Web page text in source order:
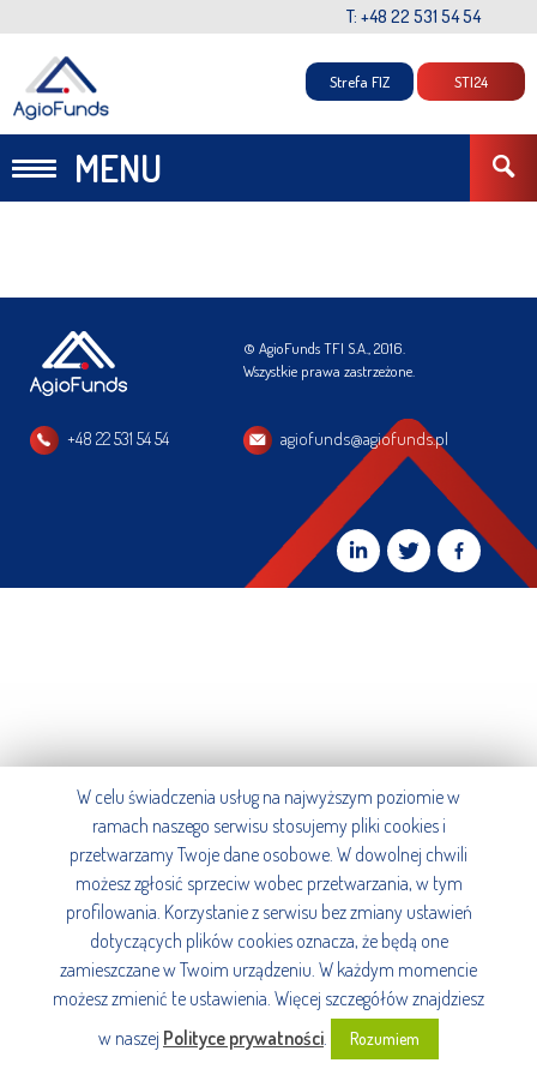
T: +48 22 531 54 54
MENU
Strefa FIZ STI24
© AgioFunds TFI S.A., 2016.
Wszystkie prawa zastrzeżone.
+48 22 531 54 54 agiofunds@agiofunds.pl
W celu świadczenia usług na najwyższym poziomie w
ramach naszego serwisu stosujemy pliki cookies i
przetwarzamy Twoje dane osobowe. W dowolnej chwili
możesz zgłosić sprzeciw wobec przetwarzania, w tym
profilowania. Korzystanie z serwisu bez zmiany ustawień
dotyczących plików cookies oznacza, że będą one
zamieszczane w Twoim urządzeniu. W każdym momencie
możesz zmienić te ustawienia. Więcej szczegółów znajdziesz
w naszej Polityce prywatności. Rozumiem